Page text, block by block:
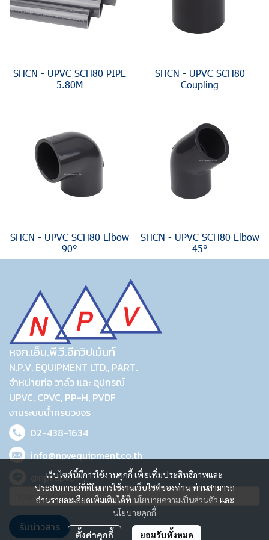
SHCN - UPVC SCH80 PIPE
5.80M
SHCN - UPVC SCH80
Coupling
SHCN - UPVC SCH80 Elbow
90°
SHCN - UPVC SCH80 Elbow
45°
เว็บไซต์นี้มีการใช้งานคุกกี้ เพื่อเพิ่มประสิทธิภาพและ
ประสบการณ์ที่ดีในการใช้งานเว็บไซต์ของท่าน ท่านสามารถ
อ่านรายละเอียดเพิ่มเติมได้ที่ นโยบายความเป็นส่วนตัว และ
นโยบายคุกกี้
ตั้งค่าคุกกี้ ยอมรับทั้งหมด
หจก.เอ็น.พี.วี.อีควิปเม้นท์
N.P.V. EQUIPMENT LTD., PART.
จำหน่ายท่อ วาล์ว และ อุปกรณ์
UPVC, CPVC, PP-H, PVDF
งานระบบน้ำครบวงจร
02-438-1634
info@npvequipment.co.th
@npvupvc
รับข่าวสาร